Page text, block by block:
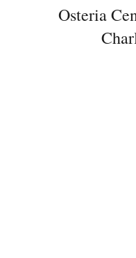
Osteria